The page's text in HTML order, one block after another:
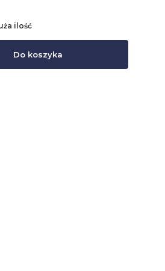
Do koszyka
ilość